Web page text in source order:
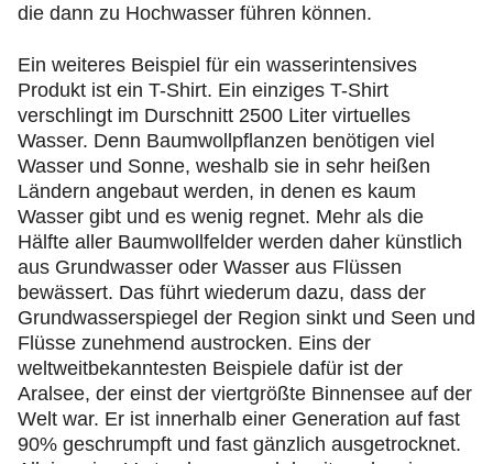
die dann zu Hochwasser führen können.
Ein weiteres Beispiel für ein wasserintensives
Produkt ist ein T-Shirt. Ein einziges T-Shirt
verschlingt im Durschnitt 2500 Liter virtuelles
Wasser. Denn Baumwollpflanzen benötigen viel
Wasser und Sonne, weshalb sie in sehr heißen
Ländern angebaut werden, in denen es kaum
Wasser gibt und es wenig regnet. Mehr als die
Hälfte aller Baumwollfelder werden daher künstlich
aus Grundwasser oder Wasser aus Flüssen
bewässert. Das führt wiederum dazu, dass der
Grundwasserspiegel der Region sinkt und Seen und
Flüsse zunehmend austrocken. Eins der
weltweitbekanntesten Beispiele dafür ist der
Aralsee, der einst der viertgrößte Binnensee auf der
Welt war. Er ist innerhalb einer Generation auf fast
90% geschrumpft und fast gänzlich ausgetrocknet.